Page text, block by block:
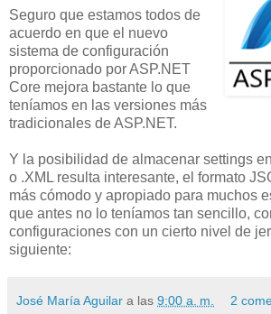
Seguro que estamos todos de
acuerdo en que el nuevo
sistema de configuración
proporcionado por ASP.NET
Core mejora bastante lo que
teníamos en las versiones más
tradicionales de ASP.NET.
Y la posibilidad de almacenar settings
o .XML resulta interesante, el formato
más cómodo y apropiado para muchos
que antes no lo teníamos tan sencillo,
configuraciones con un cierto nivel de
siguiente:
José María Aguilar a las 9:00 a. m. 2